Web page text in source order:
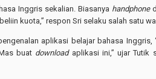
Inggris sekalian. Biasanya handphone
kuota,” respon Sri selaku salah satu
aplikasi belajar bahasa Inggris,
buat downloadaplikasi ini,” ujar Tutik